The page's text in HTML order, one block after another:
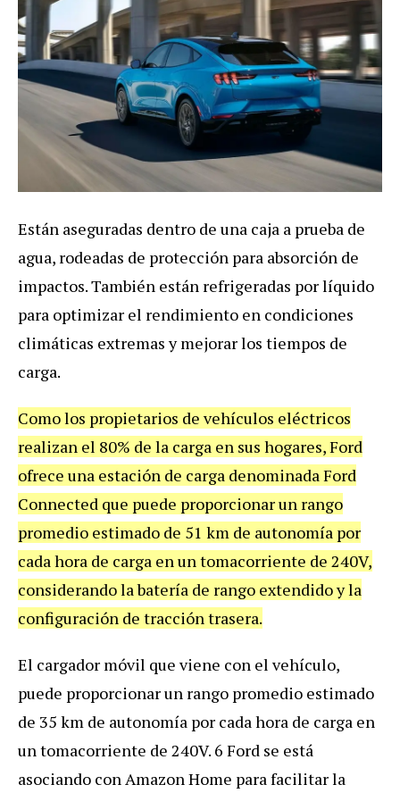
Están aseguradas dentro de una caja a prueba de
agua, rodeadas de protección para absorción de
impactos. También están refrigeradas por líquido
para optimizar el rendimiento en condiciones
climáticas extremas y mejorar los tiempos de
carga.
Como los propietarios de vehículos eléctricos
realizan el 80% de la carga en sus hogares, Ford
ofrece una estación de carga denominada Ford
Connected que puede proporcionar un rango
promedio estimado de 51 km de autonomía por
cada hora de carga en un tomacorriente de 240V,
considerando la batería de rango extendido y la
configuración de tracción trasera.
El cargador móvil que viene con el vehículo,
puede proporcionar un rango promedio estimado
de 35 km de autonomía por cada hora de carga en
un tomacorriente de 240V. 6 Ford se está
asociando con Amazon Home para facilitar la